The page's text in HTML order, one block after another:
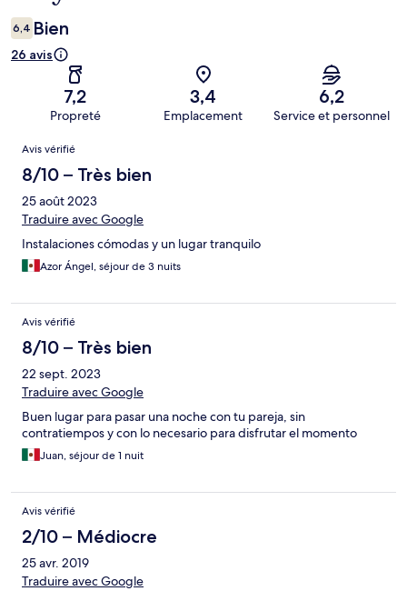
6,4 Bien
26 avis
7,2
Propreté
3,4
Emplacement
6,2
Service et personnel
Avis
Avis vérifié
8/10 – Très bien
25 août 2023
Traduire avec Google
Instalaciones cómodas y un lugar tranquilo
Azor Ángel, séjour de 3 nuits
Avis vérifié
8/10 – Très bien
22 sept. 2023
Traduire avec Google
Buen lugar para pasar una noche con tu pareja, sin
contratiempos y con lo necesario para disfrutar el momento
Juan, séjour de 1 nuit
Avis vérifié
2/10 – Médiocre
25 avr. 2019
Traduire avec Google